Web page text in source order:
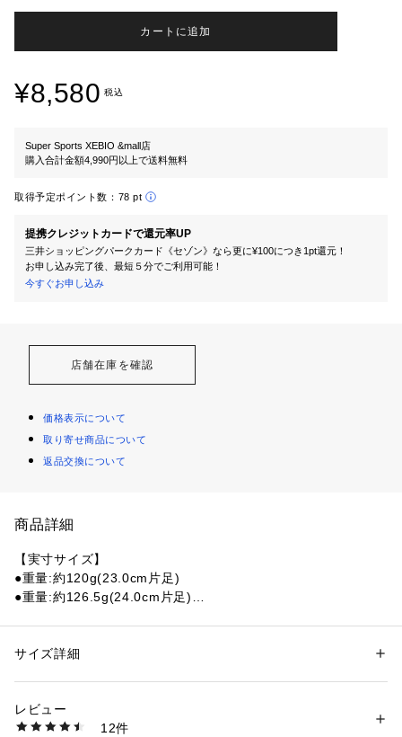
カートに追加
¥8,580 税込
Super Sports XEBIO &mall店
購入合計金額4,990円以上で送料無料
取得予定ポイント数： 78 pt
提携クレジットカードで還元率UP
三井ショッピングパークカード《セゾン》なら更に¥100につき1pt還元！
お申し込み完了後、最短５分でご利用可能！
今すぐお申し込み
店舗在庫を確認
価格表示について
取り寄せ商品について
返品交換について
商品詳細
【実寸サイズ】
●重量:約120g(23.0cm片足)
●重量:約126.5g(24.0cm片足)
め、多少の誤差が生じる場合がございます。
【こちらの商品について】
性別：レディース
商品番号：
10763534601 （ショップ）
サイズ詳細
レビュー
12件